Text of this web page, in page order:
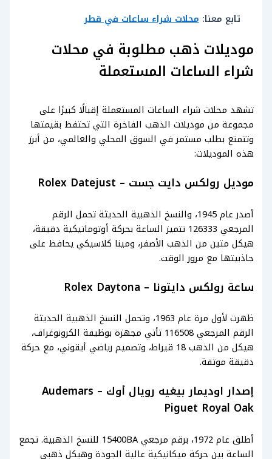
تابع معنا:محلات شراء ساعات في قطر
موديلات ذهب مطلوبة في محلات
شراء الساعات المستعملة
تشهد محلات شراء الساعات المستعملة إقبالًا كبيرًا على
مجموعة من موديلات الذهب الفاخرة التي تحتفظ بقيمتها
وتتمتع بطلب مستمر في السوق المحلي والعالمي، من أبرز
هذه الموديلات:
موديل رولكس دايت جست – Rolex Datejust
أصدر عام 1945، والنسخ الذهبية الحديثة تحمل الرقم
المرجعي 126333 تتميز الساعة بحركة أوتوماتيكية دقيقة،
هيكل متين من الذهب الأصفر، ومينا كلاسيكي يحافظ على
جاذبيتها مع مرور الوقت.
ساعة رولكس دايتونا – Rolex Daytona
ظهرت لأول مرة عام 1963، وتحمل النسخ الذهبية الحديثة
الرقم المرجعي 116508 تأتي مجهزة بوظيفة الكرونوغراف،
هيكل من الذهب 18 قيراط، وتصميم رياضي أيقوني، مع حركة
دقيقة موثقة.
إصدار اوديمار بيغيه رويال أوك – Audemars
Piguet Royal Oak
أطلق عام 1972، برقم مرجعي 15400BA للنسخ الذهبية. تجمع
الساعة بين حركة ميكانيكية عالية الجودة وهيكل ذهبي